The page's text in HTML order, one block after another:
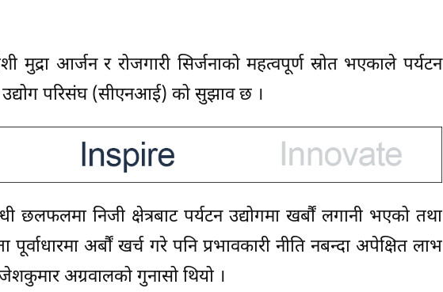
मुद्रा आर्जन र रोजगारी सिर्जनाको महत्वपूर्ण स्रोत भएकाले पर्यटन
उद्योग परिसंघ (सीएनआई) को सुझाव छ ।
छलफलमा निजी क्षेत्रबाट पर्यटन उद्योगमा खर्बौं लगानी भएको तथा
अर्बौं खर्च गरे पनि प्रभावकारी नीति नबन्दा अपेक्षित लाभ
अग्रवालको गुनासो थियो ।